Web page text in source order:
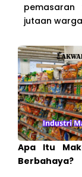
pemasaran
jutaan
Apa Itu
Berbahaya?